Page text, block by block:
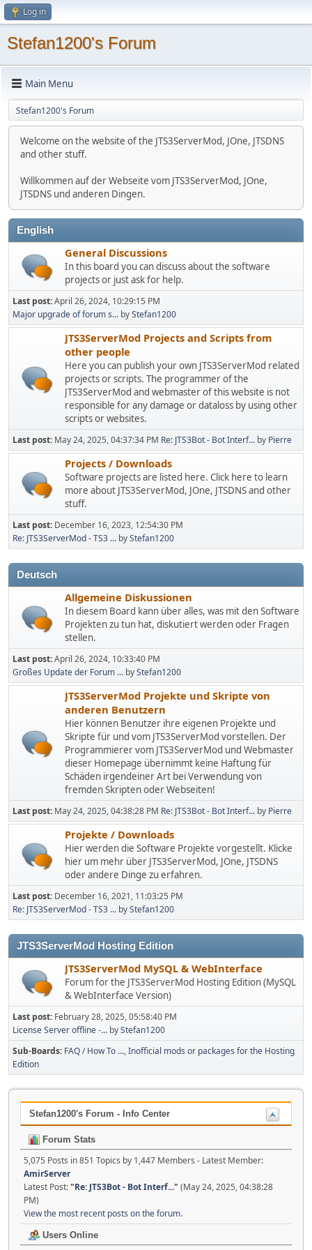
Log in
Stefan1200's Forum
Main Menu
Stefan1200's Forum
Welcome on the website of the JTS3ServerMod, JOne, JTSDNS
and other stuff.
Willkommen auf der Webseite vom JTS3ServerMod, JOne,
JTSDNS und anderen Dingen.
English
General Discussions
In this board you can discuss about the software
projects or just ask for help.
Last post:April 26, 2024, 10:29:15 PM
Major upgrade of forum s... byStefan1200
JTS3ServerMod Projects and Scripts from
other people
Here you can publish your own JTS3ServerMod related
projects or scripts. The programmer of the
JTS3ServerMod and webmaster of this website is not
responsible for any damage or dataloss by using other
scripts or websites.
Last post: May 24, 2025, 04:37:34 PM Re: JTS3Bot - Bot Interf... by Pierre
Projects / Downloads
Software projects are listed here. Click here to learn
more about JTS3ServerMod, JOne, JTSDNS and other
stuff.
Last post: December 16, 2023, 12:54:30 PM
Re: JTS3ServerMod - TS3 ... byStefan1200
Deutsch
Allgemeine Diskussionen
In diesem Board kann über alles, was mit den Software
Projekten zu tun hat, diskutiert werden oder Fragen
stellen.
Last post:April 26, 2024, 10:33:40 PM
Großes Update der Forum ... byStefan1200
JTS3ServerMod Projekte und Skripte von
anderen Benutzern
Hier können Benutzer ihre eigenen Projekte und
Skripte für und vom JTS3ServerMod vorstellen. Der
Programmierer vom JTS3ServerMod und Webmaster
dieser Homepage übernimmt keine Haftung für
Schäden irgendeiner Art bei Verwendung von
fremden Skripten oder Webseiten!
Last post: May 24, 2025, 04:38:28 PM Re: JTS3Bot - Bot Interf... by Pierre
Projekte / Downloads
Hier werden die Software Projekte vorgestellt. Klicke
hier um mehr über JTS3ServerMod, JOne, JTSDNS
oder andere Dinge zu erfahren.
Last post: December 16, 2021, 11:03:25 PM
Re: JTS3ServerMod - TS3 ... byStefan1200
JTS3ServerMod Hosting Edition
JTS3ServerMod MySQL & WebInterface
Forum for the JTS3ServerMod Hosting Edition (MySQL
& WebInterface Version)
Last post: February 28, 2025, 05:58:40 PM
License Server offline -... byStefan1200
Sub-Boards FAQ / How To ... Inofficial mods or packages for the Hosting
Edition
Stefan1200's Forum - Info Center
Forum Stats
5,075 Posts in 851 Topics by 1,447 Members - Latest Member:
AmirServer
Latest Post:"Re: JTS3Bot - Bot Interf..." (May 24, 2025, 04:38:28
PM)
View the most recent posts on the forum.
Users Online